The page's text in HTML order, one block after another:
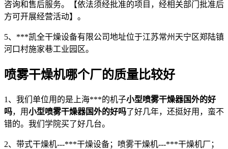
咨询和售后服务。【依法须经批准的项目，经相关部门批准后
方可开展经营活动】。
5、***凯全干燥设备有限公司地址位于江苏常州天宁区郑陆镇
河口村施家巷工业园区。
喷雾干燥机哪个厂的质量比较好
1、我们单位用的是上海***的机子小型喷雾干燥器国外的好
吗，用小型喷雾干燥器国外的好吗了好几年，还挺好用，蛮不
错的。我们学院买了好几台。
2、带式干燥机---***干燥设备；喷雾干燥机---***干燥机厂；